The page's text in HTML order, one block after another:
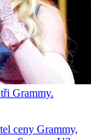
Grammy.
ceny Grammy,